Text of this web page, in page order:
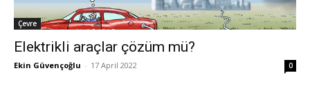
Çevre
Elektrikli araçlar çözüm mü?
Ekin Güvençoğlu - 17 April 2022 0